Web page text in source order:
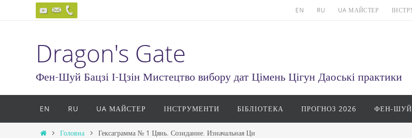
EN RU UA МАЙСТЕР
Dragon's Gate
Фен-Шуй Бацзі І-Цзін Мистецтво вибору дат Цімень Цігун Даоські практики
content
EN RU UA МАЙСТЕР ІНСТРУМЕНТИ БІБЛІОТЕКА ПРОГНОЗ 2026 ФЕН-ШУЙ
HomeГоловна Гексаграмма № 1 Цянь. Созидание. Изначальная Ци